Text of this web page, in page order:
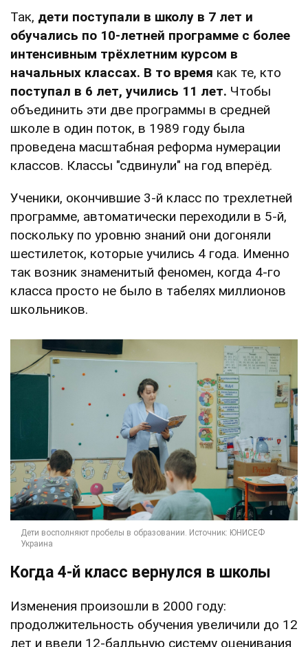
Так, дети поступали в школу в 7 лет и
обучались по 10-летней программе с более
интенсивным трёхлетним курсом в
начальных классах. В то время как те, кто
поступал в 6 лет, учились 11 лет. Чтобы
объединить эти две программы в средней
школе в один поток, в 1989 году была
проведена масштабная реформа нумерации
классов. Классы "сдвинули" на год вперёд.
Ученики, окончившие 3-й класс по трехлетней
программе, автоматически переходили в 5-й,
поскольку по уровню знаний они догоняли
шестилеток, которые учились 4 года. Именно
так возник знаменитый феномен, когда 4-го
класса просто не было в табелях миллионов
школьников.
Когда 4-й класс вернулся в школы
Изменения произошли в 2000 году:
продолжительность обучения увеличили до 12
лет и ввели 12-балльную систему оценивания